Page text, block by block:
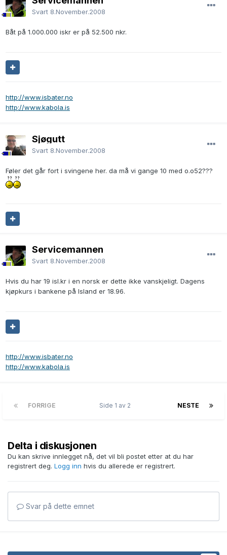
Svart 8.November.2008
Båt på 1.000.000 iskr er på 52.500 nkr.
http://www.isbater.no
http://www.kabola.is
Sjøgutt
Svart 8.November.2008
Føler det går fort i svingene her. da må vi gange 10 med o.o52???
Servicemannen
Svart 8.November.2008
Hvis du har 19 isl.kr i en norsk er dette ikke vanskjeligt. Dagens
kjøpkurs i bankene på Island er 18.96.
http://www.isbater.no
http://www.kabola.is
FORRIGE NESTE
Side 1 av 2
Delta i diskusjonen
Du kan skrive innlegget nå, det vil bli postet etter at du har
registrert deg. Logg inn hvis du allerede er registrert.
Svar på dette emnet